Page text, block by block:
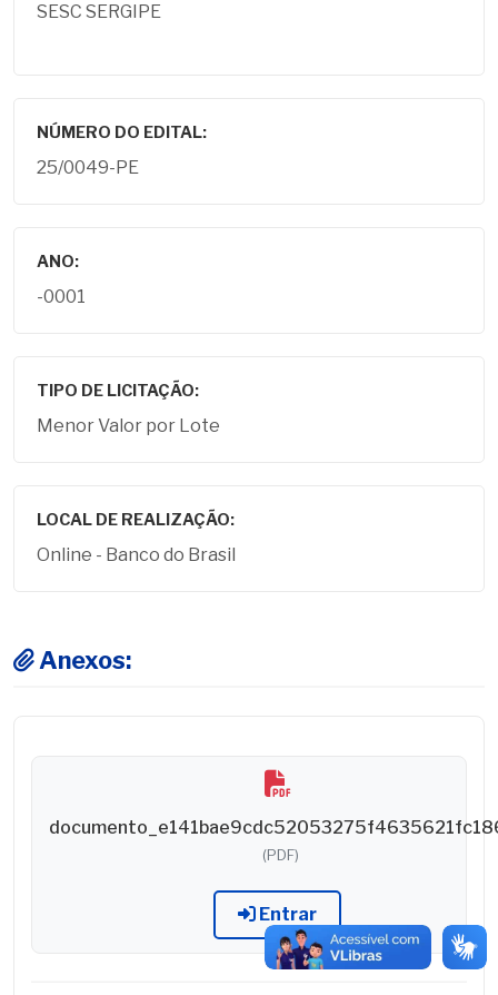
SESC SERGIPE
NÚMERO DO EDITAL:
25/0049-PE
ANO:
-0001
TIPO DE LICITAÇÃO:
Menor Valor por Lote
LOCAL DE REALIZAÇÃO:
Online - Banco do Brasil
Anexos:
(PDF)
Entrar